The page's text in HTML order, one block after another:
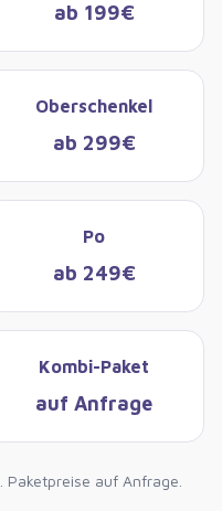
ab 199€
Oberschenkel
ab 299€
Po
ab 249€
Kombi-Paket
auf Anfrage
Paketpreise auf Anfrage.